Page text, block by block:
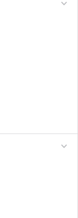
expand_more
expand_more